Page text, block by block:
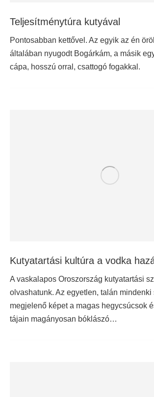
Teljesítménytúra kutyával
Pontosabban kettővel. Az egyik az én
általában nyugodt Bogárkám, a másik
cápa, hosszú orral, csattogó fogakkal.
Kutyatartási kultúra a vodka
A vaskalapos Oroszország kutyatartási
olvashatunk. Az egyetlen, talán mindenki
megjelenő képet a magas hegycsúcsok
tájain magányosan bóklászó…